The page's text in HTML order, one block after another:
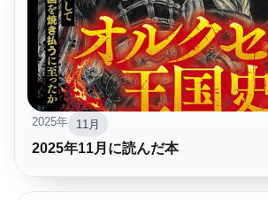
2025年 11月
2025年11月に読んだ本